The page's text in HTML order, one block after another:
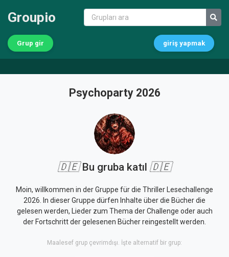
Groupio
Grup gir giriş yapmak
Psychoparty 2026
🇩🇪Bu gruba katıl 🇩🇪
Moin, willkommen in der Gruppe für die Thriller Lesechallenge
2026. In dieser Gruppe dürfen Inhalte über die Bücher die
gelesen werden, Lieder zum Thema der Challenge oder auch
der Fortschritt der gelesenen Bücher reingestellt werden.
Maalesef grup çevrimdışı. İşte alternatif bir grup: